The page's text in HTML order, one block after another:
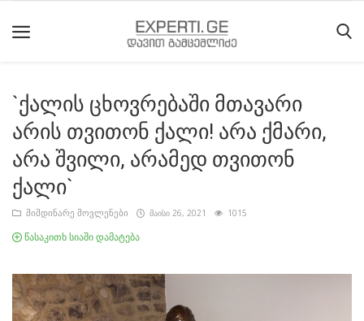
მთავარი
მიმდინარე
მოვლენები
საიტის
შესახებ
მოძრაობის
ისტორია
`ქალის ცხოვრებაში მთავარი
არის თვითონ ქალი! არა ქმარი,
არა შვილი, არამედ თვითონ
ქალი`
მიმდინარე მოვლენები მაისი 26, 2021 1015
წასაკითხ სიაში დამატება